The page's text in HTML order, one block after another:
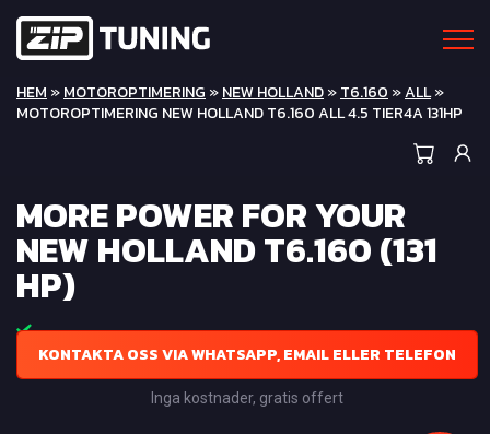
HEM »MOTOROPTIMERING »NEW HOLLAND»T6.160 »ALL»
MOTOROPTIMERING NEW HOLLAND T6.160 ALL 4.5 TIER4A 131HP
MORE POWER FOR YOUR
NEW HOLLAND T6.160 (131
HP)
KONTAKTA OSS VIA WHATSAPP, EMAIL ELLER TELEFON
Inga kostnader, gratis offert